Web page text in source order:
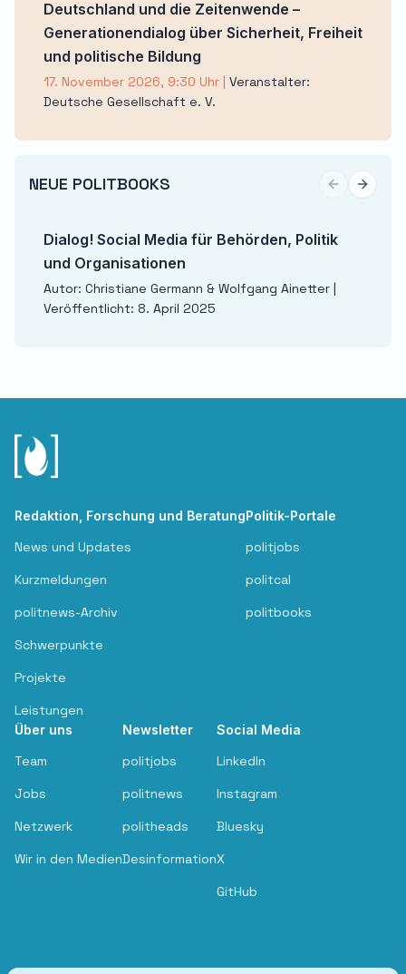
Deutschland und die Zeitenwende –
Generationendialog über Sicherheit, Freiheit
und politische Bildung
17. November 2026, 9:30 Uhr | Veranstalter:
Deutsche Gesellschaft e. V.
NEUE POLITBOOKS Previous
Next
Dialog! Social Media für Behörden, Politik
und Organisationen
Autor: Christiane Germann & Wolfgang Ainetter |
Veröffentlicht: 8. April 2025
Redaktion, Forschung und Beratung
News und Updates
Kurzmeldungen
politnews-Archiv
Schwerpunkte
Projekte
Leistungen
Politik-Portale
politjobs
politcal
politbooks
Über uns
Team
Jobs
Netzwerk
Wir in den Medien
Newsletter
politjobs
politnews
politheads
Desinformation
Social Media
LinkedIn
Instagram
Bluesky
X
GitHub